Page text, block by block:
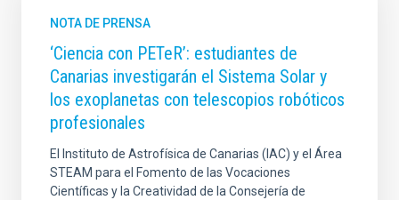
NOTA DE PRENSA
‘Ciencia con PETeR’: estudiantes de
Canarias investigarán el Sistema Solar y
los exoplanetas con telescopios robóticos
profesionales
El Instituto de Astrofísica de Canarias (IAC) y el Área
STEAM para el Fomento de las Vocaciones
Científicas y la Creatividad de la Consejería de